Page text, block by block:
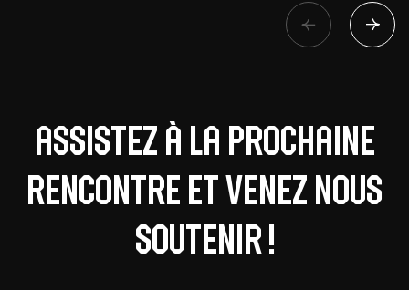
Assistez à la prochaine
rencontre et venez nous
soutenir !